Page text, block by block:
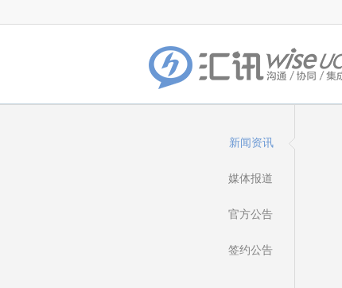
新闻资讯
媒体报道
官方公告
签约公告